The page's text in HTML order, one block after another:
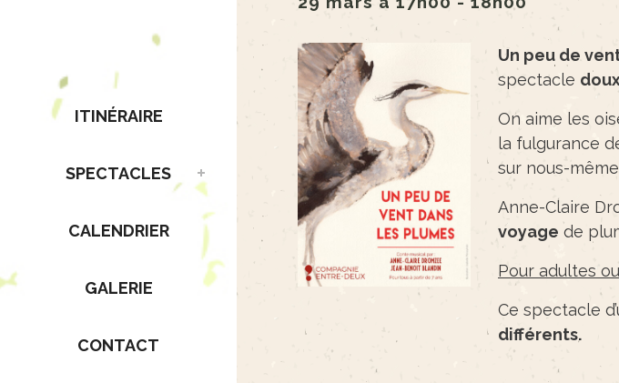
ITINÉRAIRE
SPECTACLES
CALENDRIER
GALERIE
CONTACT
Un peu de
spectacle
On aime les
la fulgurance
sur nous-
Anne-Claire
voyage de
Pour adultes
Ce spectacle
différents.